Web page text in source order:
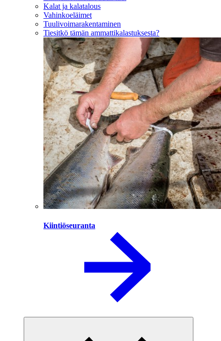
Kalat ja kalatalous
Vahinkoeläimet
Tuulivoimarakentaminen
Tiesitkö tämän ammattikalastuksesta?
Kiintiöseuranta